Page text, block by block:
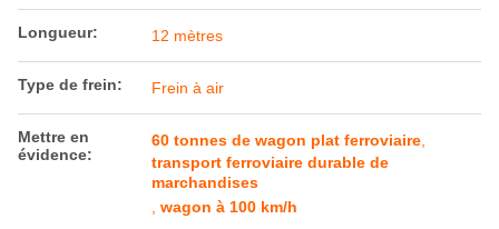
Longueur: 12 mètres
Type de frein: Frein à air
Mettre en
évidence:
60 tonnes de wagon plat ferroviaire
transport ferroviaire durable de
marchandises
wagon à 100 km/h